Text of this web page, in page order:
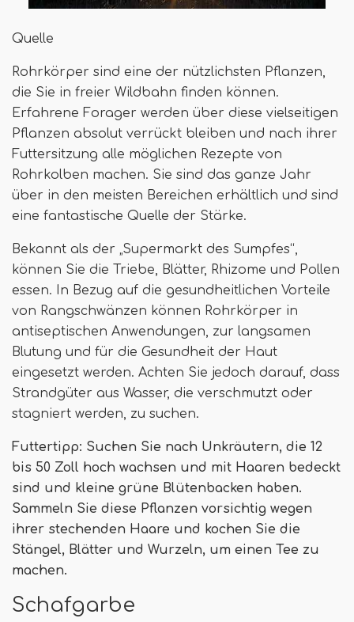
Quelle
Rohrkörper sind eine der nützlichsten Pflanzen,
die Sie in freier Wildbahn finden können.
Erfahrene Forager werden über diese vielseitigen
Pflanzen absolut verrückt bleiben und nach ihrer
Futtersitzung alle möglichen Rezepte von
Rohrkolben machen. Sie sind das ganze Jahr
über in den meisten Bereichen erhältlich und sind
eine fantastische Quelle der Stärke.
Bekannt als der „Supermarkt des Sumpfes“,
können Sie die Triebe, Blätter, Rhizome und Pollen
essen. In Bezug auf die gesundheitlichen Vorteile
von Rangschwänzen können Rohrkörper in
antiseptischen Anwendungen, zur langsamen
Blutung und für die Gesundheit der Haut
eingesetzt werden. Achten Sie jedoch darauf, dass
Strandgüter aus Wasser, die verschmutzt oder
stagniert werden, zu suchen.
Futtertipp: Suchen Sie nach Unkräutern, die 12
bis 50 Zoll hoch wachsen und mit Haaren bedeckt
sind und kleine grüne Blütenbacken haben.
Sammeln Sie diese Pflanzen vorsichtig wegen
ihrer stechenden Haare und kochen Sie die
Stängel, Blätter und Wurzeln, um einen Tee zu
machen.
Schafgarbe